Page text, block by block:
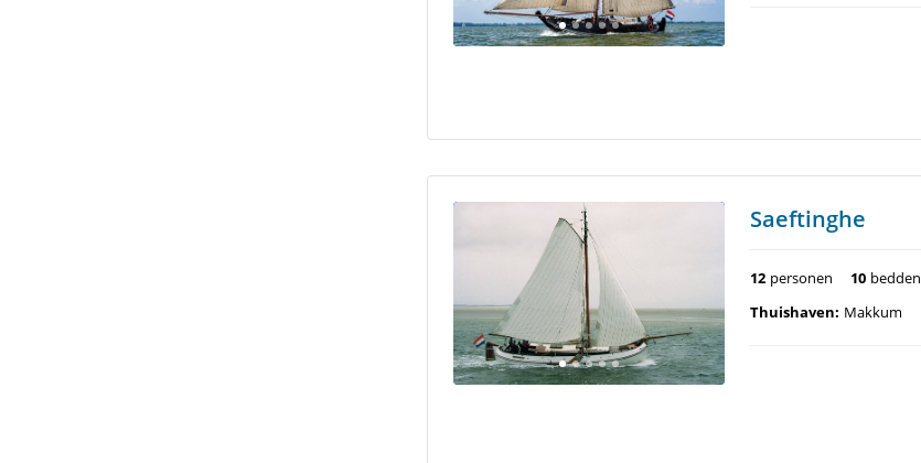
Saeftinghe
12 personen 10 bedden
Thuishaven: Makkum